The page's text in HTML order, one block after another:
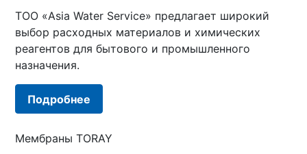
ТОО «Asia Water Service» предлагает широкий
выбор расходных материалов и химических
реагентов для бытового и промышленного
назначения.
Подробнее
Мембраны TORAY